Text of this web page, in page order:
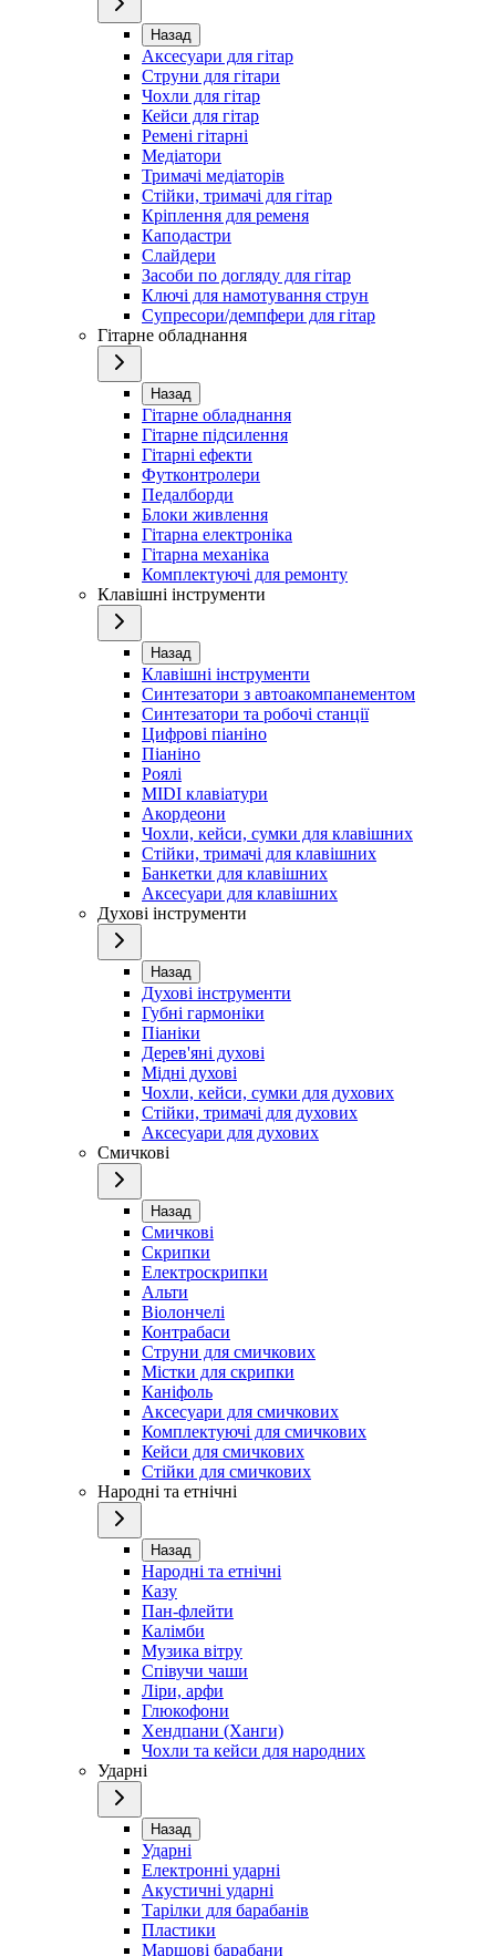
Назад
Аксесуари для гітар
Струни для гітари
Чохли для гітар
Кейси для гітар
Ремені гітарні
Медіатори
Тримачі медіаторів
Стійки, тримачі для гітар
Кріплення для ременя
Каподастри
Слайдери
Засоби по догляду для гітар
Ключі для намотування струн
Супресори/демпфери для гітар
Гітарне обладнання
Назад
Гітарне обладнання
Гітарне підсилення
Гітарні ефекти
Футконтролери
Педалборди
Блоки живлення
Гітарна електроніка
Гітарна механіка
Комплектуючі для ремонту
Клавішні інструменти
Назад
Клавішні інструменти
Синтезатори з автоакомпанементом
Синтезатори та робочі станції
Цифрові піаніно
Піаніно
Роялі
MIDI клавіатури
Акордеони
Чохли, кейси, сумки для клавішних
Стійки, тримачі для клавішних
Банкетки для клавішних
Аксесуари для клавішних
Духові інструменти
Назад
Духові інструменти
Губні гармоніки
Піаніки
Дерев'яні духові
Мідні духові
Чохли, кейси, сумки для духових
Стійки, тримачі для духових
Аксесуари для духових
Смичкові
Назад
Смичкові
Скрипки
Електроскрипки
Альти
Віолончелі
Контрабаси
Струни для смичкових
Містки для скрипки
Каніфоль
Аксесуари для смичкових
Комплектуючі для смичкових
Кейси для смичкових
Стійки для смичкових
Народні та етнічні
Назад
Народні та етнічні
Казу
Пан-флейти
Калімби
Музика вітру
Співучи чаши
Ліри, арфи
Глюкофони
Хендпани (Ханги)
Чохли та кейси для народних
Ударні
Назад
Ударні
Електронні ударні
Акустичні ударні
Тарілки для барабанів
Пластики
Маршові барабани